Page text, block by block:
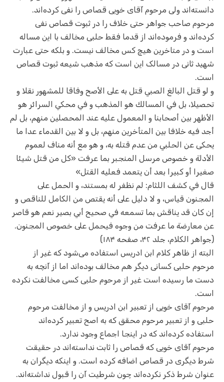
دانسته‌اند ولی مرحوم آقای خویی قصاص را نفی کرده‌اند.
مرحوم صاحب جواهر حتی خلاف را در ثبوت قصاص نفی
کرده‌اند و فرموده‌اند از قدما فقط حلبی مخالف با این مساله
است و در متاخرین هیچ کس مخالف نیست. و بلکه حتی عبارت
شهید ثانی در مسالک این است که مذهب شیعه ثبوت قصاص
است.
و لو قتل البالغ الصبي قتل به على الأصح وفاقا للمشهور نقلا و
تحصيلا، بل في المسالك هو المذهب و في محكي السرائر هو
الأظهر بين أصحابنا و المعمول عليه عند المحصلين منهم، بل لم
أجد فيه خلافا بين المتأخرين منهم، بل و لا بين القدماء عدا ما
يحكى عن الحلبي من عدم قتله به، و هو مع أنه مناف لعموم
الأدلة و خصوص‌ مرسل المنجبر بما عرفت «كل من قتل شيئا
صغيرا أو كبيرا بعد أن يتعمد فعليه القتل»‌
قال في كشف اللثام: لم نظفر له بمستند، و الحمل على
المجنون قياس، و لا دليل على أنه يقتص من الكامل للناقص و
إن كان قد يناقش بما تسمعه في صحيح أبي بصير نعم هو قاصر
عن معارضة ما عرفت من وجوه فيحمل على خصوص المجنون.
(جواهر الکلام، جلد ۴۲، صفحه ۱۸۴)
البته از ظاهر کلام ابن ادریس استفاده می‌شود که غیر از
مرحوم حلبی کسانی دیگر هم مخالف بوده‌اند اما از آنچه به
دست ما رسیده است غیر از مرحوم حلبی کسی مخالفت نکرده
است.
مرحوم آقای خویی از تعبیر ابن ادریس و از مخالفت مرحوم
حلبی و از تعبیر مرحوم محقق که به اصح تعبیر کرده‌اند
استفاده کرده‌اند که در اینجا اجماع وجود ندارد.
مرحوم آقای خویی که قصاص را ثابت نداسته‌اند در حقیقت
شرط دیگری در قصاص اضافه کرده است. و اینکه دیگران به
عنوان شرط ذکر نکرده‌اند چون شرطیت آن را قبول نداشته‌اند.